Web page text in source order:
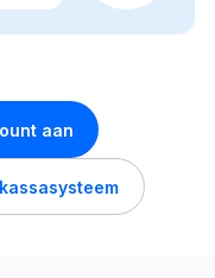
aan